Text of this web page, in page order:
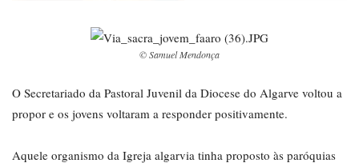
© Samuel Mendonça
O Secretariado da Pastoral Juvenil da Diocese do Algarve voltou a
propor e os jovens voltaram a responder positivamente.
Aquele organismo da Igreja algarvia tinha proposto às paróquias